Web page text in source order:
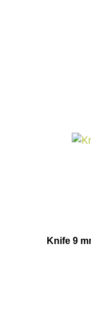
Knife 9